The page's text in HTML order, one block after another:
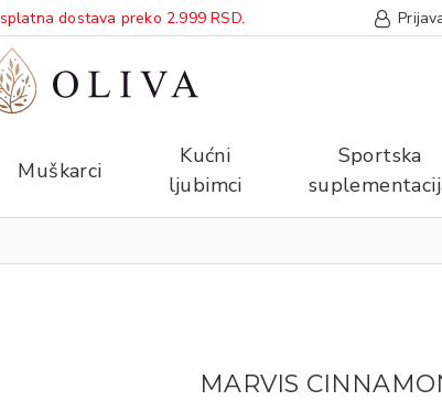
dostava preko 2.999 RSD.
Muškarci
Kućni
ljubimci
Sportska
MARVIS